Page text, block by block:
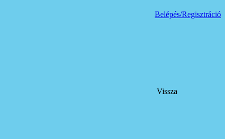
Belépés/Regisztráció
Vissza